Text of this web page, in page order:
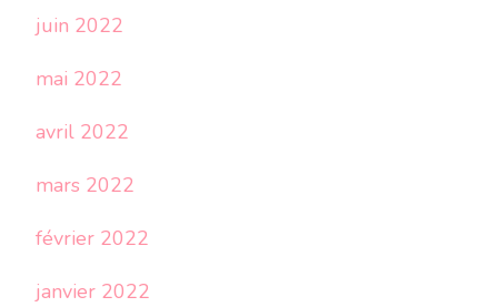
juin 2022
mai 2022
avril 2022
mars 2022
février 2022
janvier 2022